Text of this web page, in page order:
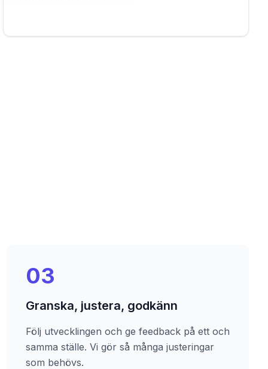
03
Granska, justera, godkänn
Följ utvecklingen och ge feedback på ett och
samma ställe. Vi gör så många justeringar
som behövs.